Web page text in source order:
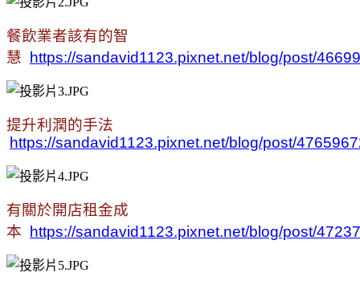
餐飲業者該有的智
慧
https://sandavid1123.pixnet.net/blog/post/
提升利潤的手法
https://sandavid1123.pixnet.net/blog/post/
有關於開店租金成
本
https://sandavid1123.pixnet.net/blog/post/